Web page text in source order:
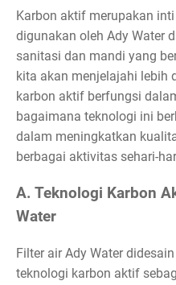
Karbon aktif merupakan
digunakan oleh Ady Water
sanitasi dan mandi yang
kita akan menjelajahi lebih
karbon aktif berfungsi
bagaimana teknologi ini
dalam meningkatkan
berbagai aktivitas sehari-
A. Teknologi Karbon
Water
Filter air Ady Water
teknologi karbon aktif